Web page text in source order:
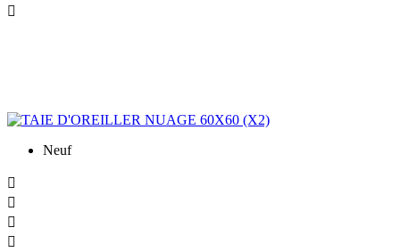

Neuf



